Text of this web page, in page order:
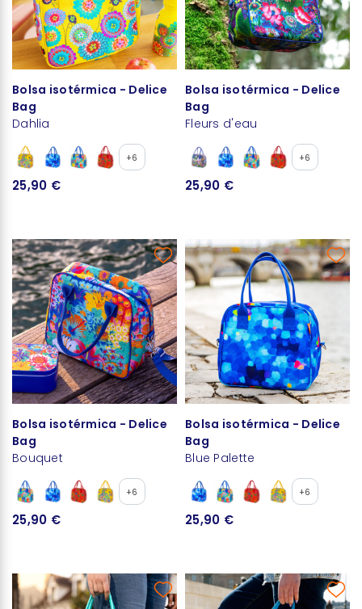
Bolsa isotérmica - Delice
Bag
Dahlia
+6
25,90 €
Bolsa isotérmica - Delice
Bag
Fleurs d'eau
+6
25,90 €
Bolsa isotérmica - Delice
Bag
Bouquet
+6
25,90 €
Bolsa isotérmica - Delice
Bag
Blue Palette
+6
25,90 €